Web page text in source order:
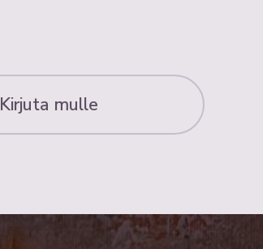
Kirjuta mulle